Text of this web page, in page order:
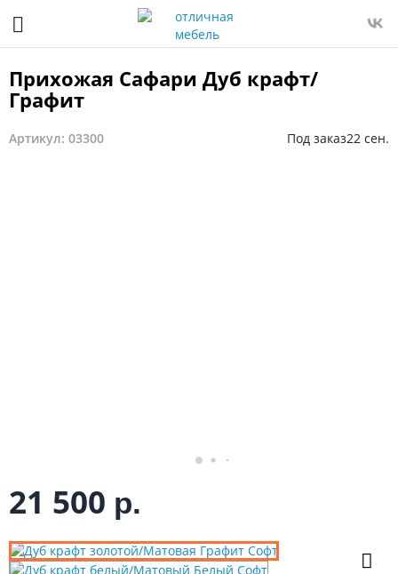
Прихожая Сафари Дуб крафт/
Графит
Артикул: 03300 Под заказ22 сен.
21 500 р.